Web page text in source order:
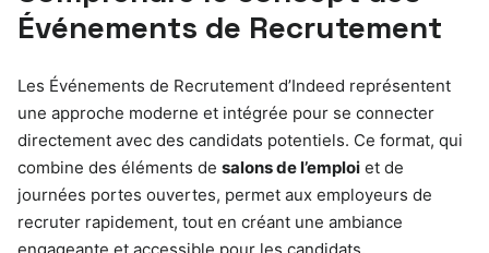
Événements de Recrutement
Les Événements de Recrutement d’Indeed représentent
une approche moderne et intégrée pour se connecter
directement avec des candidats potentiels. Ce format, qui
combine des éléments de salons de l’emploi et de
journées portes ouvertes, permet aux employeurs de
recruter rapidement, tout en créant une ambiance